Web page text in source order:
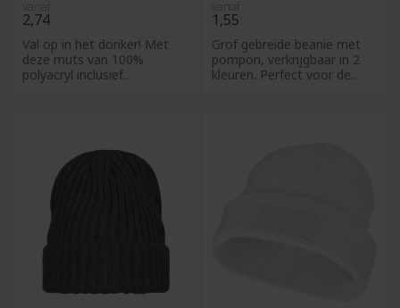
2,74
Val op in het donker! Met
deze muts van 100%
polyacryl inclusief
1,55
Grof gebreide beanie met
pompon, verkrijgbaar in 2
kleuren. Perfect voor de